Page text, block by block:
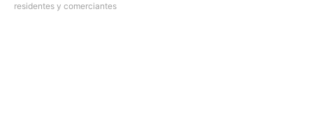
residentes y comerciantes